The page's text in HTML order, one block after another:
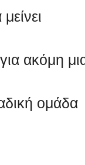
ακόμη
ομάδα